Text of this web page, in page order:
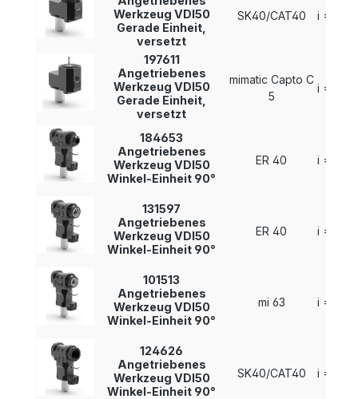
Werkzeug VDI50
Gerade Einheit,
versetzt
SK40/CAT40 i = 1 : 1
197611
Angetriebenes
Werkzeug VDI50
Gerade Einheit,
versetzt
mimatic Capto C
5
i = 1 : 1
184653
Angetriebenes
Werkzeug VDI50
Winkel-Einheit 90°
ER 40 i = 1 : 1
131597
Angetriebenes
Werkzeug VDI50
Winkel-Einheit 90°
ER 40 i = 1 : 1
101513
Angetriebenes
Werkzeug VDI50
Winkel-Einheit 90°
mi 63 i = 1 : 1
124626
Angetriebenes
Werkzeug VDI50
Winkel-Einheit 90°
SK40/CAT40 i = 1 : 1